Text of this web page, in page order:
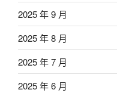
2025 年 9 月
2025 年 8 月
2025 年 7 月
2025 年 6 月